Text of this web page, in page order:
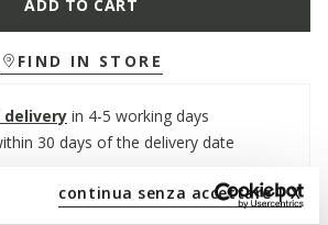
continua senza accettare | X
ADD TO CART
FIND IN STORE
delivery in 4-5 working days
30 days of the delivery date